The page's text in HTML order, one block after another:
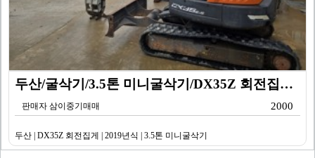
두산/굴삭기/3.5톤 미니굴삭기/DX35Z 회전집게/2…
판매자 삼이중기매매 2000
두산 | DX35Z 회전집게 | 2019년식 | 3.5톤 미니굴삭기